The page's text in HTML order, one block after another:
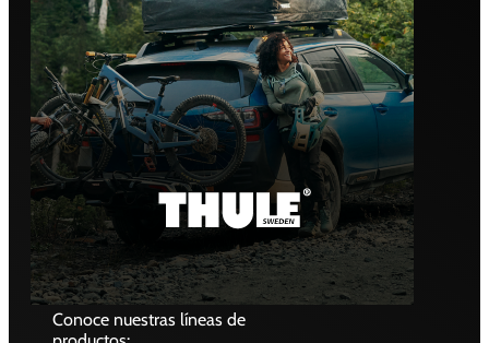
Conoce nuestras líneas de